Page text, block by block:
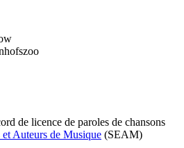
de licence de paroles de chansons
et Auteurs de Musique (SEAM)